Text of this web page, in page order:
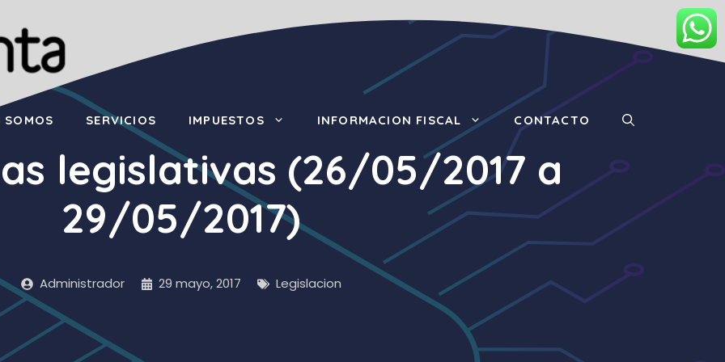
SOMOS SERVICIOS IMPUESTOS INFORMACION FISCAL CONTACTO
legislativas (26/05/2017 a
29/05/2017)
Administrador 29 mayo, 2017 Legislacion